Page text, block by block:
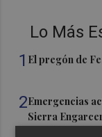
Lo Más
1 El pregón de
2Emergencias
Sierra